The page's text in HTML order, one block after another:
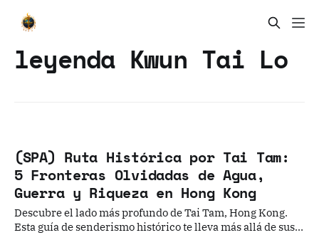
leyenda Kwun Tai Lo
(SPA) Ruta Histórica por Tai Tam:
5 Fronteras Olvidadas de Agua,
Guerra y Riqueza en Hong Kong
Descubre el lado más profundo de Tai Tam, Hong Kong.
Esta guía de senderismo histórico te lleva más allá de sus